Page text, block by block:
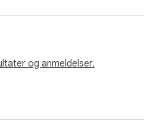
og anmeldelser.